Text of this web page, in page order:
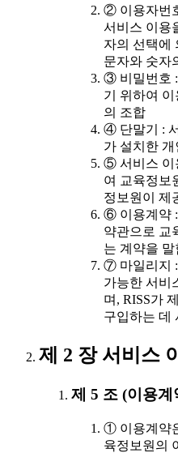
② 이용자번
서비스 이용
자의 선택에
문자와 숫자
③ 비밀번호 :
기 위하여
의 조합
④ 단말기 :
가 설치한 개
⑤ 서비스 이
여 교육정보
정보원이 제
⑥ 이용계약 :
약관으로 교
는 계약을 말
⑦ 마일리지 :
가능한 서비
며, RISS가
구입하는 데
제 2 장 서비스
제 5 조 (이용계
① 이용계약
육정보원의